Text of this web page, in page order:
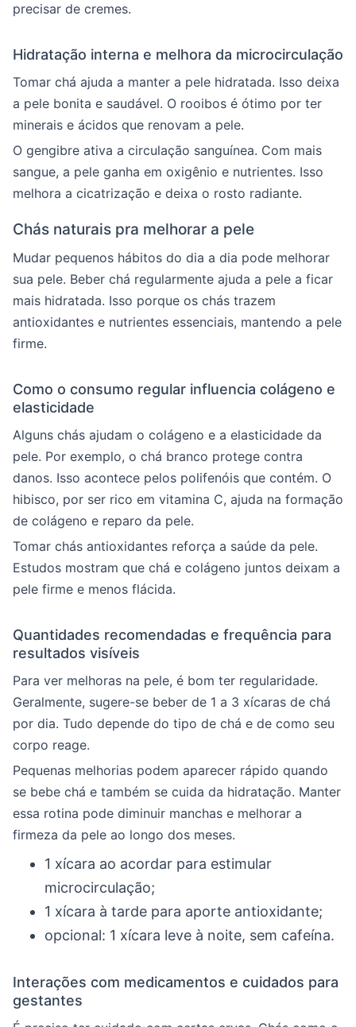
precisar de cremes.
Hidratação interna e melhora da microcirculação
Tomar chá ajuda a manter a pele hidratada. Isso deixa
a pele bonita e saudável. O rooibos é ótimo por ter
minerais e ácidos que renovam a pele.
O gengibre ativa a circulação sanguínea. Com mais
sangue, a pele ganha em oxigênio e nutrientes. Isso
melhora a cicatrização e deixa o rosto radiante.
Chás naturais pra melhorar a pele
Mudar pequenos hábitos do dia a dia pode melhorar
sua pele. Beber chá regularmente ajuda a pele a ficar
mais hidratada. Isso porque os chás trazem
antioxidantes e nutrientes essenciais, mantendo a pele
firme.
Como o consumo regular influencia colágeno e
elasticidade
Alguns chás ajudam o colágeno e a elasticidade da
pele. Por exemplo, o chá branco protege contra
danos. Isso acontece pelos polifenóis que contém. O
hibisco, por ser rico em vitamina C, ajuda na formação
de colágeno e reparo da pele.
Tomar chás antioxidantes reforça a saúde da pele.
Estudos mostram que chá e colágeno juntos deixam a
pele firme e menos flácida.
Quantidades recomendadas e frequência para
resultados visíveis
Para ver melhoras na pele, é bom ter regularidade.
Geralmente, sugere-se beber de 1 a 3 xícaras de chá
por dia. Tudo depende do tipo de chá e de como seu
corpo reage.
Pequenas melhorias podem aparecer rápido quando
se bebe chá e também se cuida da hidratação. Manter
essa rotina pode diminuir manchas e melhorar a
firmeza da pele ao longo dos meses.
1 xícara ao acordar para estimular
microcirculação;
1 xícara à tarde para aporte antioxidante;
opcional: 1 xícara leve à noite, sem cafeína.
Interações com medicamentos e cuidados para
gestantes